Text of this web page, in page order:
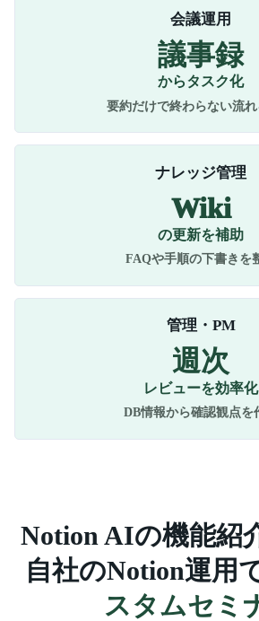
会議運用
議事録
からタスク化
要約だけで終わらない流
ナレッジ管理
Wiki
の更新を補助
FAQや手順の下書きを
管理・PM
週次
レビューを効率化
DB情報から確認観点を
Notion AIの機能紹
自社のNotion運用
スタムセミ